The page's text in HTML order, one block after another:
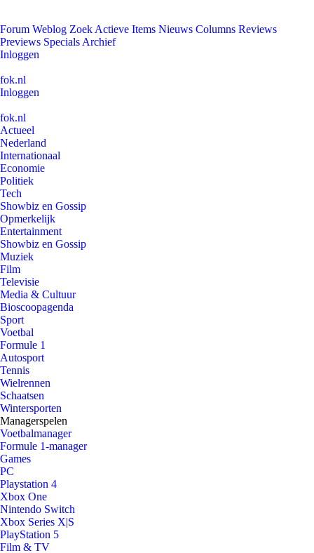
Forum Weblog Zoek Actieve Items Nieuws Columns Reviews
Previews Specials Archief
Inloggen
fok.nl
Inloggen
fok.nl
Actueel
Nederland
Internationaal
Economie
Politiek
Tech
Showbiz en Gossip
Opmerkelijk
Entertainment
Showbiz en Gossip
Muziek
Film
Televisie
Media & Cultuur
Bioscoopagenda
Sport
Voetbal
Formule 1
Autosport
Tennis
Wielrennen
Schaatsen
Wintersporten
Managerspelen
Voetbalmanager
Formule 1-manager
Games
PC
Playstation 4
Xbox One
Nintendo Switch
Xbox Series X|S
PlayStation 5
Film & TV